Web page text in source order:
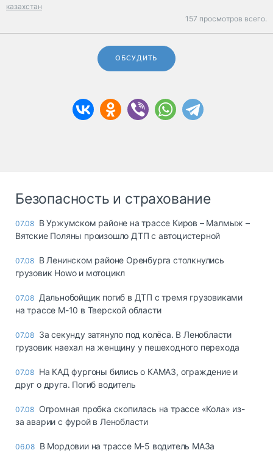
казахстан
157 просмотров всего.
ОБСУДИТЬ
Безопасность и страхование
07.08 В Уржумском районе на трассе Киров – Малмыж –
Вятские Поляны произошло ДТП с автоцистерной
07.08 В Ленинском районе Оренбурга столкнулись
грузовик Howo и мотоцикл
07.08 Дальнобойщик погиб в ДТП с тремя грузовиками
на трассе М-10 в Тверской области
07.08 За секунду затянуло под колёса. В Ленобласти
грузовик наехал на женщину у пешеходного перехода
07.08 На КАД фургоны бились о КАМАЗ, ограждение и
друг о друга. Погиб водитель
07.08 Огромная пробка скопилась на трассе «Кола» из-
за аварии с фурой в Ленобласти
06.08 В Мордовии на трассе М-5 водитель МАЗа